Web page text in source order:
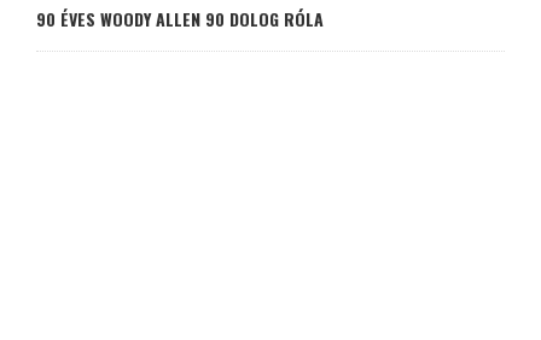
90 ÉVES WOODY ALLEN 90 DOLOG RÓLA